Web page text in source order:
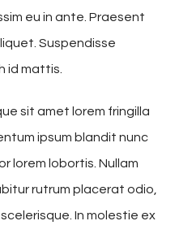
eu in ante. Praesent
Suspendisse
id mattis.
sit amet lorem fringilla
ipsum blandit nunc
lorem lobortis. Nullam
rutrum placerat odio,
In molestie ex